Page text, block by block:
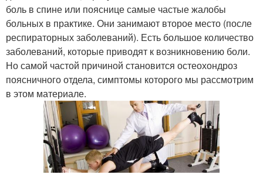
боль в спине или пояснице самые частые жалобы
больных в практике. Они занимают второе место (после
респираторных заболеваний). Есть большое количество
заболеваний, которые приводят к возникновению боли.
Но самой частой причиной становится остеохондроз
поясничного отдела, симптомы которого мы рассмотрим
в этом материале.